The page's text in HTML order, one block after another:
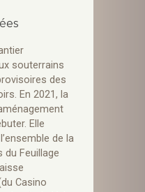
souterrains
des
En 2021, la
Elle
de la
du Feuillage
Casino